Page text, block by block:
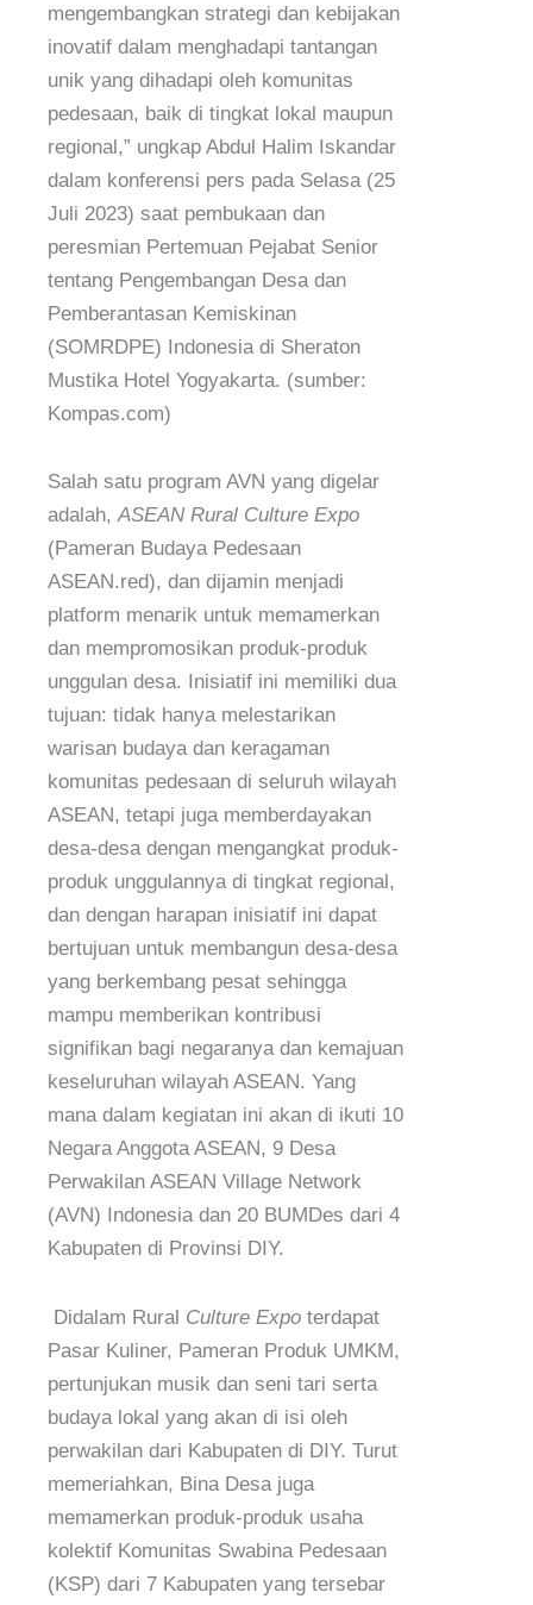
mengembangkan strategi dan kebijakan
inovatif dalam menghadapi tantangan
unik yang dihadapi oleh komunitas
pedesaan, baik di tingkat lokal maupun
regional,” ungkap Abdul Halim Iskandar
dalam konferensi pers pada Selasa (25
Juli 2023) saat pembukaan dan
peresmian Pertemuan Pejabat Senior
tentang Pengembangan Desa dan
Pemberantasan Kemiskinan
(SOMRDPE) Indonesia di Sheraton
Mustika Hotel Yogyakarta. (sumber:
Kompas.com)
Salah satu program AVN yang digelar
adalah,ASEAN Rural Culture Expo
(Pameran Budaya Pedesaan
ASEAN.red), dan dijamin menjadi
platform menarik untuk memamerkan
dan mempromosikan produk-produk
unggulan desa. Inisiatif ini memiliki dua
tujuan: tidak hanya melestarikan
warisan budaya dan keragaman
komunitas pedesaan di seluruh wilayah
ASEAN, tetapi juga memberdayakan
desa-desa dengan mengangkat produk-
produk unggulannya di tingkat regional,
dan dengan harapan inisiatif ini dapat
bertujuan untuk membangun desa-desa
yang berkembang pesat sehingga
mampu memberikan kontribusi
signifikan bagi negaranya dan kemajuan
keseluruhan wilayah ASEAN. Yang
mana dalam kegiatan ini akan di ikuti 10
Negara Anggota ASEAN, 9 Desa
Perwakilan ASEAN Village Network
(AVN) Indonesia dan 20 BUMDes dari 4
Kabupaten di Provinsi DIY.
Didalam Rural Culture Expo terdapat
Pasar Kuliner, Pameran Produk UMKM,
pertunjukan musik dan seni tari serta
budaya lokal yang akan di isi oleh
perwakilan dari Kabupaten di DIY. Turut
memeriahkan, Bina Desa juga
memamerkan produk-produk usaha
kolektif Komunitas Swabina Pedesaan
(KSP) dari 7 Kabupaten yang tersebar